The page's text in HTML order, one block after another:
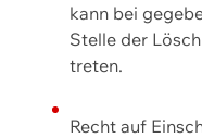
kann bei
Stelle der
treten.
Recht auf